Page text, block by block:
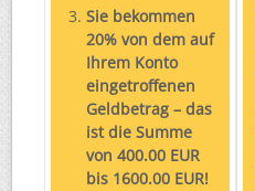
Sie bekommen
20% von dem auf
Ihrem Konto
eingetroffenen
Geldbetrag – das
ist die Summe
von 400.00 EUR
bis 1600.00 EUR!